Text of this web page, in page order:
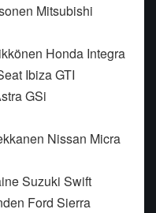
Mitsubishi
Honda Integra
Ibiza GTI
GSi
Nissan Micra
Suzuki Swift
Ford Sierra